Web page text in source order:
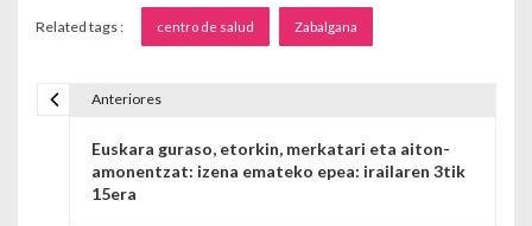
Related tags : centro de salud Zabalgana
Anteriores
Euskara guraso, etorkin, merkatari eta aiton-
amonentzat: izena emateko epea: irailaren 3tik
15era